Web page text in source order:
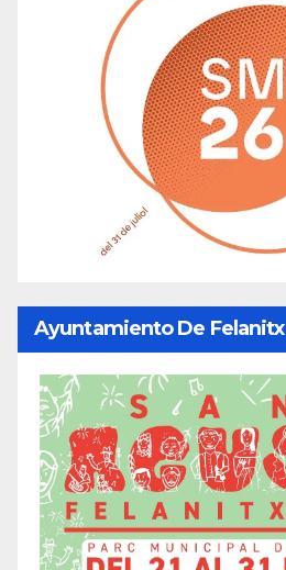
Ayuntamiento De Felanitx